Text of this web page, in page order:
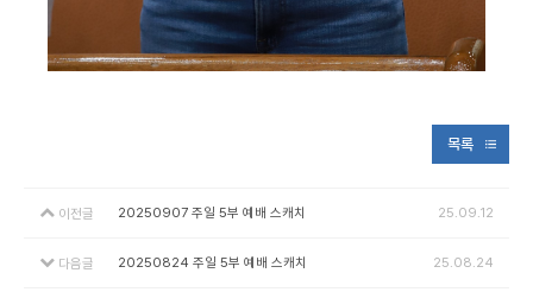
목록
이전글 20250907 주일 5부 예배 스캐치 25.09.12
다음글 20250824 주일 5부 예배 스캐치 25.08.24